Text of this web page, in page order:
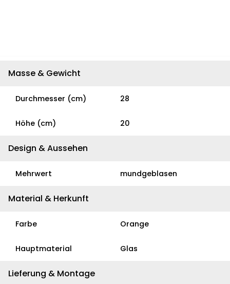
Masse & Gewicht
Durchmesser (cm) 28
Höhe (cm) 20
Design & Aussehen
Mehrwert mundgeblasen
Material & Herkunft
Farbe Orange
Hauptmaterial Glas
Lieferung & Montage